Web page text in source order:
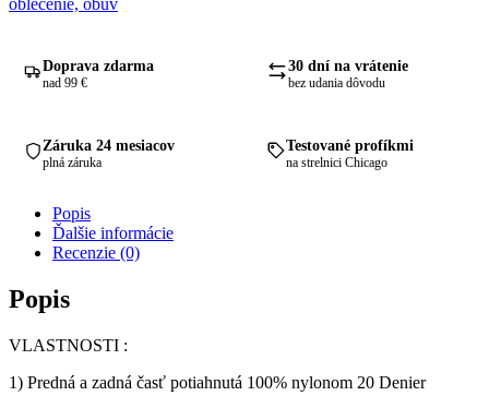
Doprava zdarma
nad 99 €
30 dní na vrátenie
bez udania dôvodu
Záruka 24 mesiacov
plná záruka
Testované profíkmi
na strelnici Chicago
Popis
Ďalšie informácie
Recenzie (0)
Popis
VLASTNOSTI :
1) Predná a zadná časť potiahnutá 100% nylonom 20 Denier